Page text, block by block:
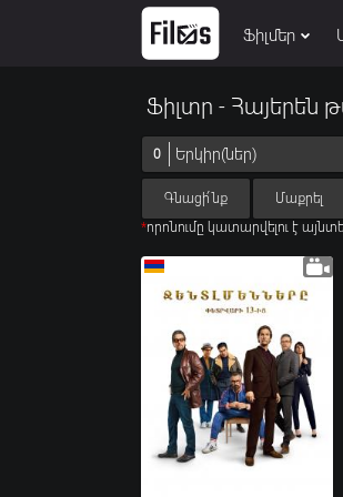
Ֆիլմեր
Ֆիլտր - Հայերեն
0 Երկիր(ներ)
Գնացի՛նք
Մաքրել
*որոնումը կատարվելու է